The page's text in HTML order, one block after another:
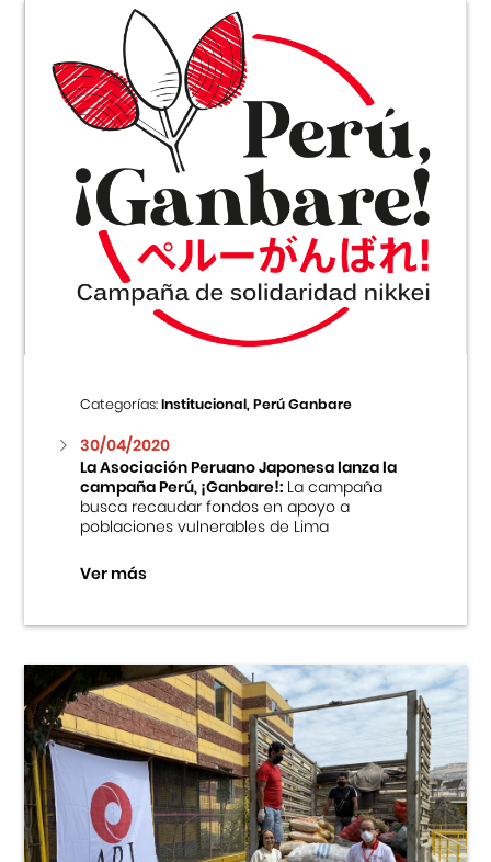
Categorías:Institucional, Perú Ganbare
30/04/2020
La Asociación Peruano Japonesa lanza la
campaña Perú, ¡Ganbare!:La campaña
busca recaudar fondos en apoyo a
poblaciones vulnerables de Lima
Ver más